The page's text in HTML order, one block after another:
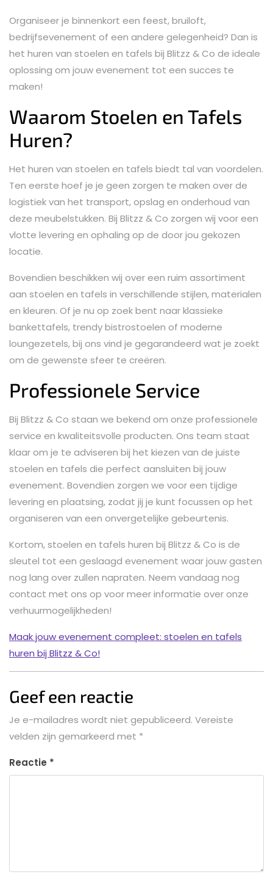
Organiseer je binnenkort een feest, bruiloft,
bedrijfsevenement of een andere gelegenheid? Dan is
het huren van stoelen en tafels bij Blitzz & Co de ideale
oplossing om jouw evenement tot een succes te
maken!
Waarom Stoelen en Tafels
Huren?
Het huren van stoelen en tafels biedt tal van voordelen.
Ten eerste hoef je je geen zorgen te maken over de
logistiek van het transport, opslag en onderhoud van
deze meubelstukken. Bij Blitzz & Co zorgen wij voor een
vlotte levering en ophaling op de door jou gekozen
locatie.
Bovendien beschikken wij over een ruim assortiment
aan stoelen en tafels in verschillende stijlen, materialen
en kleuren. Of je nu op zoek bent naar klassieke
bankettafels, trendy bistrostoelen of moderne
loungezetels, bij ons vind je gegarandeerd wat je zoekt
om de gewenste sfeer te creëren.
Professionele Service
Bij Blitzz & Co staan we bekend om onze professionele
service en kwaliteitsvolle producten. Ons team staat
klaar om je te adviseren bij het kiezen van de juiste
stoelen en tafels die perfect aansluiten bij jouw
evenement. Bovendien zorgen we voor een tijdige
levering en plaatsing, zodat jij je kunt focussen op het
organiseren van een onvergetelijke gebeurtenis.
Kortom, stoelen en tafels huren bij Blitzz & Co is de
sleutel tot een geslaagd evenement waar jouw gasten
nog lang over zullen napraten. Neem vandaag nog
contact met ons op voor meer informatie over onze
verhuurmogelijkheden!
Maak jouw evenement compleet: stoelen en tafels
huren bij Blitzz & Co!
Geef een reactie
Je e-mailadres wordt niet gepubliceerd. Vereiste
velden zijn gemarkeerd met *
Reactie *